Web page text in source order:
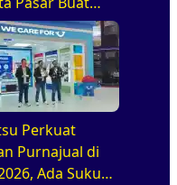
Dan PHEV
Perkuat
Purnajual di
Ada Suku